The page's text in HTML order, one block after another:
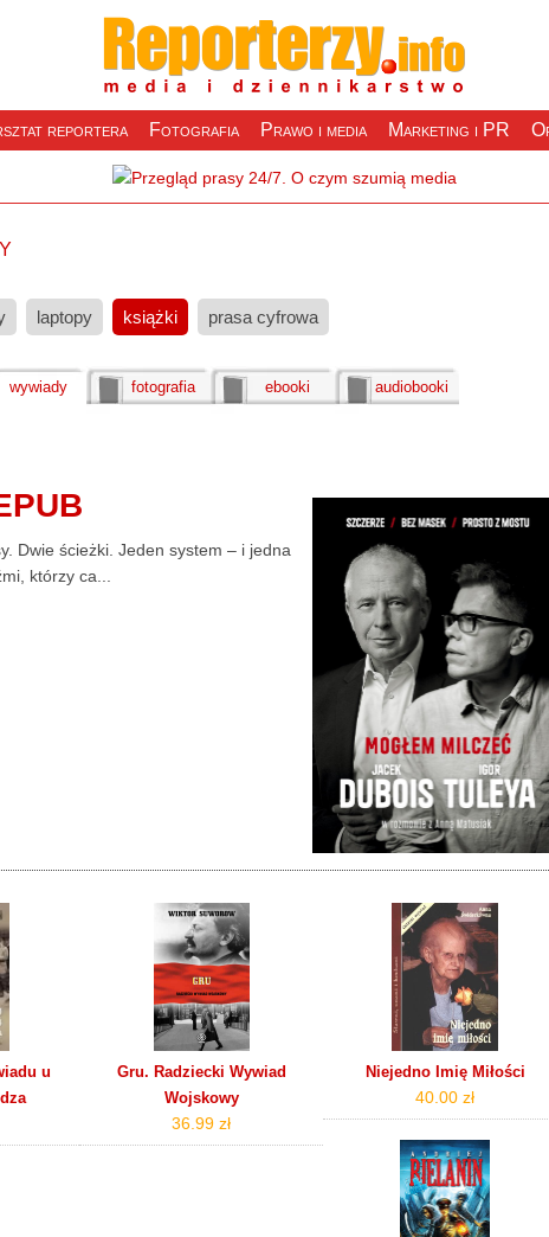
reportera Fotografia Prawo i media Marketing i PR
laptopy książki prasa cyfrowa
wywiady fotografia ebooki audiobooki
Dwie ścieżki. Jeden system – i jedna
którzy ca...
u
Gru. Radziecki Wywiad
Wojskowy
36.99 zł
Niejedno Imię Miłości
40.00 zł